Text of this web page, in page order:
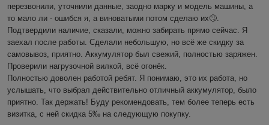
перезвонили, уточнили данные, заодно марку и модель машины, а
то мало ли - ошибся я, а виноватыми потом сделаю их🙄.
Подтвердили наличие, сказали, можно забирать прямо сейчас. Я
заехал после работы. Сделали небольшую, но всё же скидку за
самовывоз, приятно. Аккумулятор был свежий, полностью заряжен.
Проверили нагрузочной вилкой, всё огонёк.
Полностью доволен работой ребят. Я понимаю, это их работа, но
услышать, что выбрал действительно отличный аккумулятор, было
приятно. Так держать! Буду рекомендовать, тем более теперь есть
визитка, с ней скидка 5‰ на следующую покупку.